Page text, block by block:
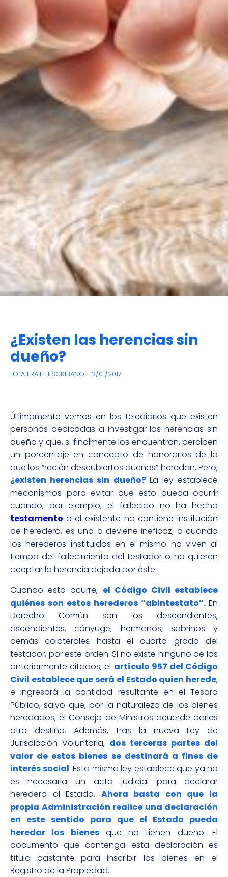
¿Existen las herencias sin
dueño?
LOLA FRAILE ESCRIBANO 12/01/2017
Últimamente vemos en los telediarios que existen
personas dedicadas a investigar las herencias sin
dueño y que, si finalmente los encuentran, perciben
un porcentaje en concepto de honorarios de lo
que los “recién descubiertos dueños” heredan. Pero,
¿existen herencias sin dueño? La ley establece
mecanismos para evitar que esto pueda ocurrir
cuando, por ejemplo, el fallecido no ha hecho
testamento o el existente no contiene institución
de heredero, es uno o deviene ineficaz, o cuando
los herederos instituidos en el mismo no viven al
tiempo del fallecimiento del testador o no quieren
aceptar la herencia dejada por éste.
Cuando esto ocurre, el Código Civil establece
quiénes son estos herederos “abintestato”. En
Derecho Común son los descendientes,
ascendientes, cónyuge, hermanos, sobrinos y
demás colaterales hasta el cuarto grado del
testador, por este orden. Si no existe ninguno de los
anteriormente citados, el artículo 957 del Código
Civil establece que será el Estado quien herede,
e ingresará la cantidad resultante en el Tesoro
Público, salvo que, por la naturaleza de los bienes
heredados, el Consejo de Ministros acuerde darles
otro destino. Además, tras la nueva Ley de
Jurisdicción Voluntaria, dos terceras partes del
valor de estos bienes se destinará a fines de
interés social. Esta misma ley establece que ya no
es necesaria un acta judicial para declarar
heredero al Estado. Ahora basta con que la
propia Administración realice una declaración
en este sentido para que el Estado pueda
heredar los bienesque no tienen dueño. El
documento que contenga esta declaración es
título bastante para inscribir los bienes en el
Registro de la Propiedad.